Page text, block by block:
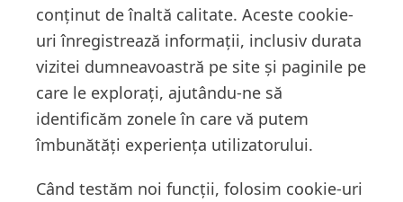
conținut de înaltă calitate. Aceste cookie-
uri înregistrează informații, inclusiv durata
vizitei dumneavoastră pe site și paginile pe
care le explorați, ajutându-ne să
identificăm zonele în care vă putem
îmbunătăți experiența utilizatorului.
Când testăm noi funcții, folosim cookie-uri